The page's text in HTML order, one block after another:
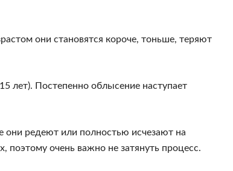
они становятся короче, тоньше, теряют
лет). Постепенно облысение наступает
они редеют или полностью исчезают на
поэтому очень важно не затянуть процесс.